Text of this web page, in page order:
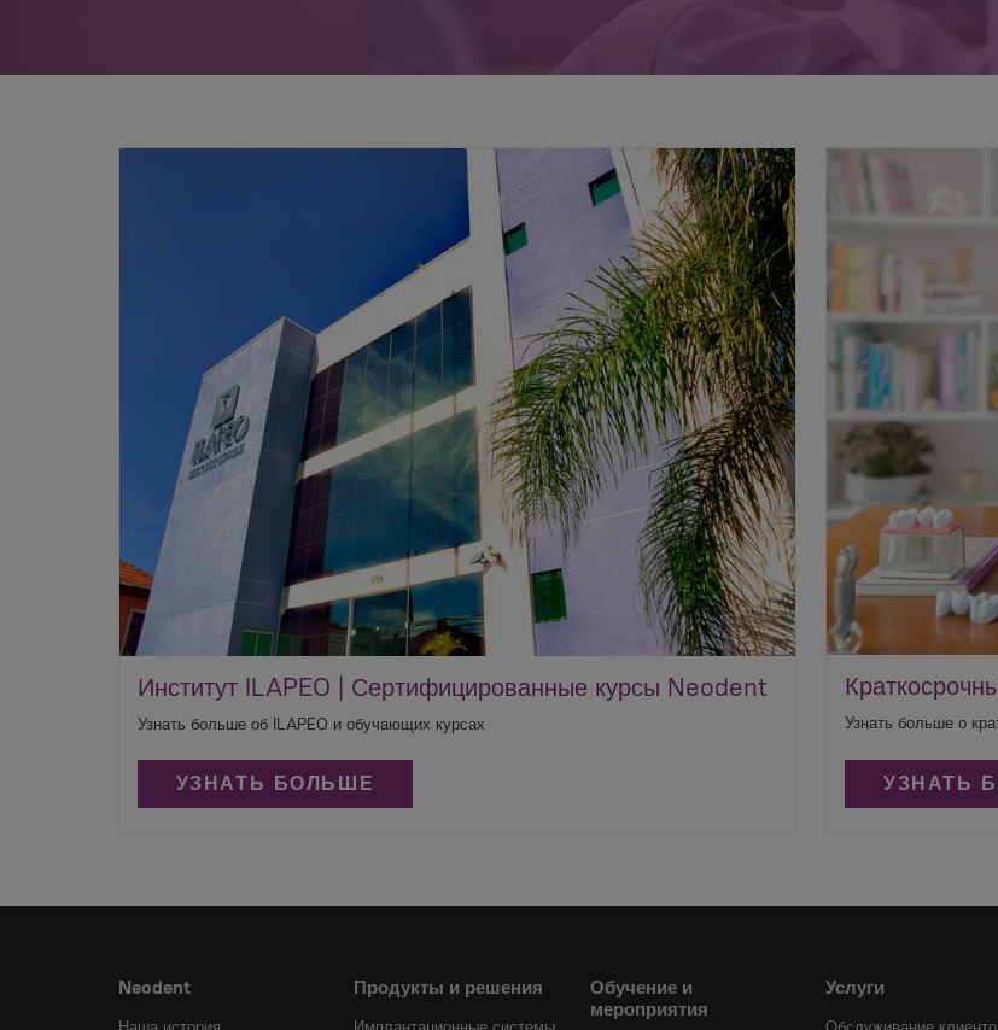
Институт ILAPEO | Сертифицированные курсы Neodent
Узнать больше об ILAPEO и обучающих курсах
УЗНАТЬ БОЛЬШЕ
Узнать больше о
УЗНАТЬ
Neodent Продукты и решения
Обучение и
мероприятия
Услуги